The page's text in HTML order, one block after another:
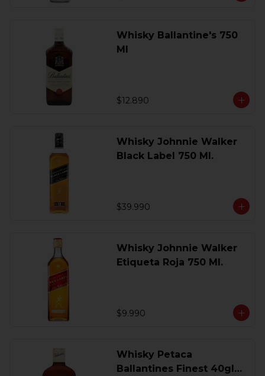
Whisky Ballantine's 750
Ml
$12.890
Whisky Johnnie Walker
Black Label 750 Ml.
$39.990
Whisky Johnnie Walker
Etiqueta Roja 750 Ml.
$9.990
Whisky Petaca
Ballantines Finest 40gl